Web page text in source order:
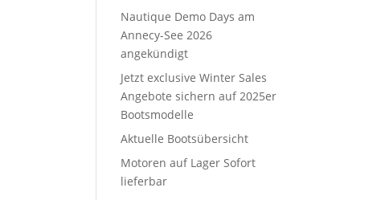
Nautique Demo Days am
Annecy-See 2026
angekündigt
Jetzt exclusive Winter Sales
Angebote sichern auf 2025er
Bootsmodelle
Aktuelle Bootsübersicht
Motoren auf Lager Sofort
lieferbar